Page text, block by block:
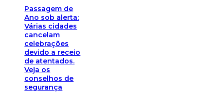
Passagem de
Ano sob alerta:
Várias cidades
cancelam
celebrações
devido a receio
de atentados.
Veja os
conselhos de
segurança